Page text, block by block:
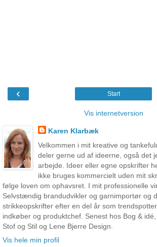
‹ Start
Vis internetversion
Karen Klarbæk
Velkommen i mit kreative og
deler gerne ud af ideerne, også det
arbejde. Ideer eller egne opskrifter
ikke bruges kommercielt uden mit
følge loven om ophavsret. I mit professionelle
Selvstændig brandudvikler og garnimportør og
strikkeopskrifter efter en del år som
indkøber og produktchef. Senest hos Bog &
Stof og Stil og Lene Bjerre Design.
Vis hele min profil